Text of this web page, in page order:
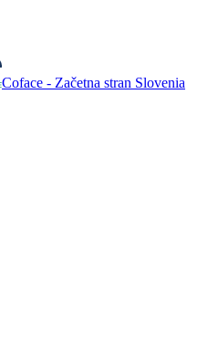
Coface - Začetna stran Slovenia